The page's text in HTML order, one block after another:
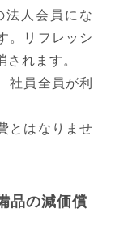
法人会員にな
。リフレッシ
れます。
社員全員が利
とはなりませ
品の減価償